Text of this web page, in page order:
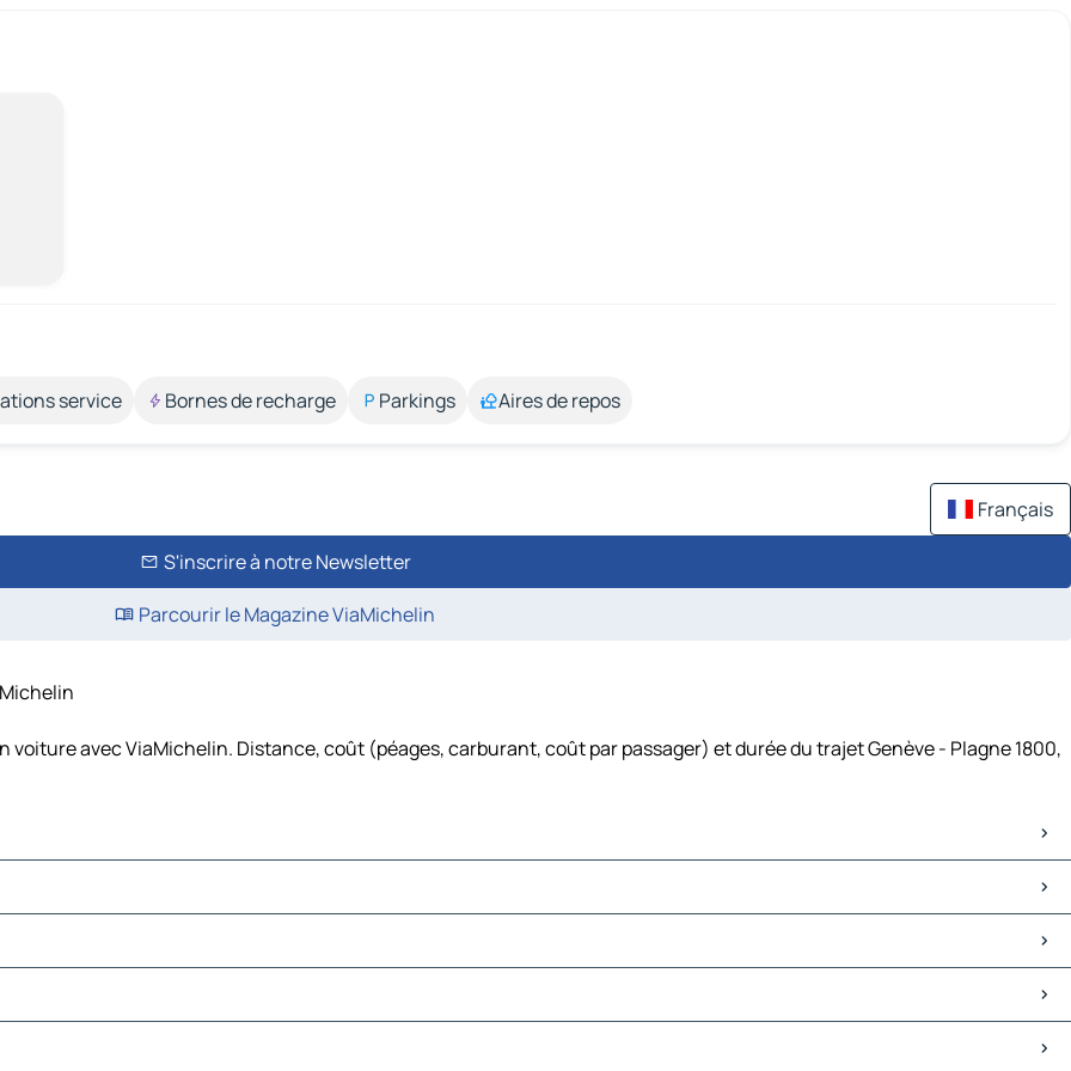
service Bornes de recharge Parkings Aires de repos
Français
S'inscrire à notre Newsletter
Parcourir le Magazine ViaMichelin
avec ViaMichelin. Distance, coût (péages, carburant, coût par passager) et durée du trajet Genève - Plagne 1800,